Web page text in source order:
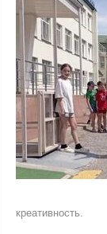
креативность.